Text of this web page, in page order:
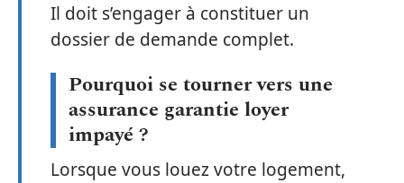
Il doit s’engager à constituer un
dossier de demande complet.
Pourquoi se tourner vers une
assurance garantie loyer
impayé ?
Lorsque vous louez votre logement,